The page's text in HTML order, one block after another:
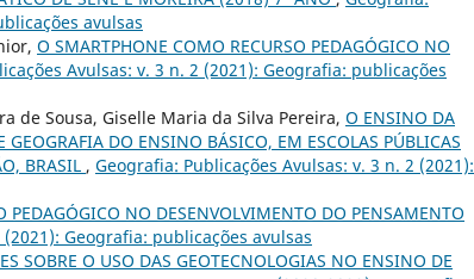
avulsas
O SMARTPHONE COMO RECURSO PEDAGÓGICO NO
Avulsas: v. 3 n. 2 (2021): Geografia: publicações
de Sousa, Giselle Maria da Silva Pereira, O ENSINO DA
GEOGRAFIA DO ENSINO BÁSICO, EM ESCOLAS PÚBLICAS
BRASIL , Geografia: Publicações Avulsas: v. 3 n. 2 (2021):
PEDAGÓGICO NO DESENVOLVIMENTO DO PENSAMENTO
Geografia: publicações avulsas
SOBRE O USO DAS GEOTECNOLOGIAS NO ENSINO DE